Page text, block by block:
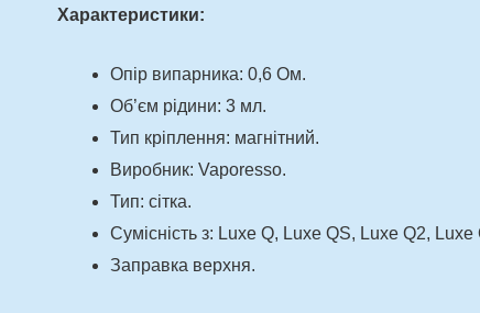
Характеристики:
Опір випарника: 0,6 Ом.
Об’єм рідини: 3 мл.
Тип кріплення: магнітний.
Виробник: Vaporesso.
Тип: сітка.
Сумісність з: Luxe Q, Luxe QS, Luxe Q2, Luxe
Заправка верхня.